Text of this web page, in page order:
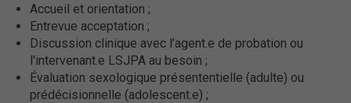
Accueil et orientation ;
Entrevue acceptation ;
Discussion clinique avec l’agent.e de probation ou
l'intervenant.e LSJPA au besoin ;
Évaluation sexologique présententielle (adulte) ou
prédécisionnelle (adolescent.e) ;